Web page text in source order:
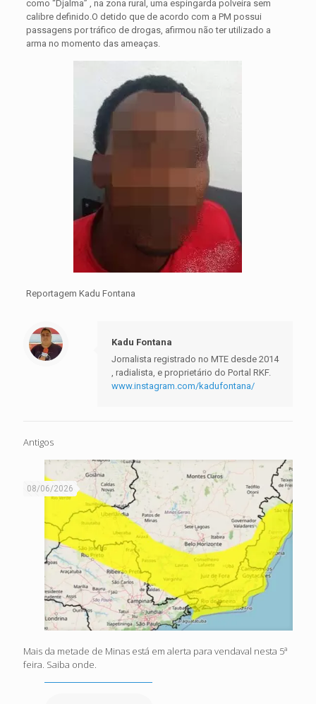
como “Djalma” , na zona rural, uma espingarda polveira sem
calibre definido.O detido que de acordo com a PM possui
passagens por tráfico de drogas, afirmou não ter utilizado a
arma no momento das ameaças.
Reportagem Kadu Fontana
Kadu Fontana
Jornalista registrado no MTE desde 2014
, radialista, e proprietário do Portal RKF.
www.instagram.com/kadufontana/
Antigos
08/06/2026
Mais da metade de Minas está em alerta para vendaval nesta 5ª
feira. Saiba onde.